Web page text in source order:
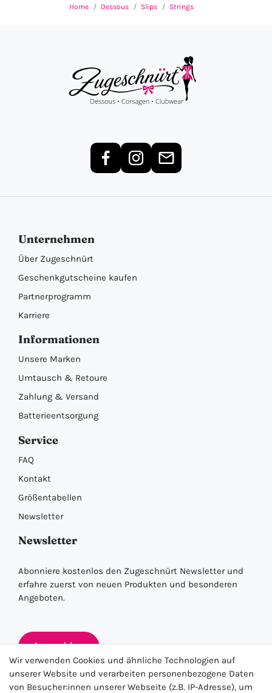
Home Dessous Slips Strings
Unternehmen
Über Zugeschnürt
Geschenkgutscheine kaufen
Partnerprogramm
Karriere
Informationen
Unsere Marken
Umtausch & Retoure
Zahlung & Versand
Batterieentsorgung
Service
FAQ
Kontakt
Größentabellen
Newsletter
Newsletter
Abonniere kostenlos den Zugeschnürt Newsletter und
erfahre zuerst von neuen Produkten und besonderen
Angeboten.
Anmelden
Wir verwenden Cookies und ähnliche Technologien auf
unserer Website und verarbeiten personenbezogene Daten
von Besucher:innen unserer Webseite (z.B. IP-Adresse), um